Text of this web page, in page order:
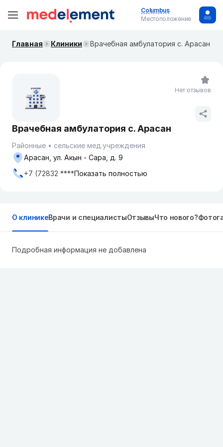
Columbus
Местоположение
Главная Клиники Врачебная амбулатория с. Арасан
Врачебная амбулатория с. Арасан
Районные
сельские мед.учреждения
Арасан, ул. Акын - Сара, д. 9
+7 (72832 ****Показать полностью
Нет отзывов
О клиникеВрачи и специалистыОтзывыЧто нового?
Подробная информация не добавлена